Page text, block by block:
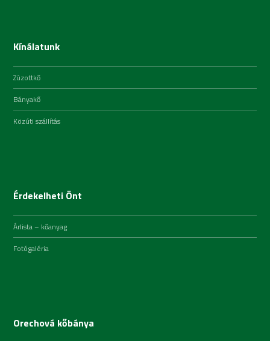
Kínálatunk
Zúzottkő
Bányakő
Közúti szállítás
Érdekelheti Önt
Árlista – kőanyag
Fotógaléria
Orechová kőbánya